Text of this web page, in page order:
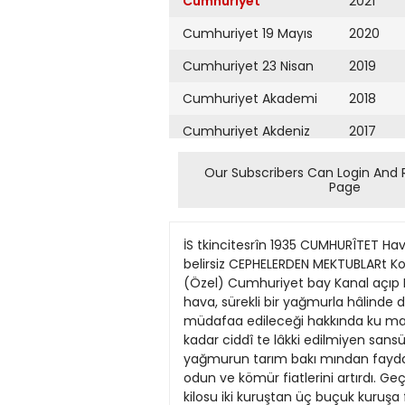
Cumhuriyet 19 Mayıs
Cumhuriyet 23 Nisan
Cumhuriyet Akademi
Cumhuriyet Akdeniz
Cumhuriyet Alışveriş
Cumhuriyet Ankara
Cumhuriyet Büyük
Taaruz
Cumhuriyet
Cumartesi
Cumhuriyet Çevre
2020
2019
2018
2017
2016
2015
2013
2012
2011
2010
2009
Our Subscribers Can Login And
Page
İS tkincitesrîn 1935 CUMHURÎTET Havalar soğuyunca Harrarda korku hüküm sürüyor, fiatler de yükseldi Habeş ordusunun ne yapacağı belirsiz CEPHELERDEN MEKTUBLARt Konyada gıda maddeleri durmadan artıyor Yolsuzluğa karşı İtalyanların düşündüğü bir çare: Konya (Özel) Cumhuriyet bay Kanal açıp Danakil çölünü deniz yapmak... ramımn birinci günü sertleşmeğe başlıyanAdisababa 13 Şimal ve hava, sürekli bir yağmurla hâlinde decenub tada Habeş karargâhı umumisinde işlerin yolunda gitmediği, Habeşistanın ne su retle müdafaa edileceği hakkında ku mandanlann arasında fikir ihtilâfı çık tığı rivayetleri dolaşmaktadır. Bir ay evvel başlıyan ve şimdiye kadar ciddî te lâkki edilmiyen sansürün birdenbire sıkılaştınlmış olması da burada hayli endişe ve şüphe uyandırmıştır. vam ediyor. Bu yağmurun tarım bakı mından faydası çoktur. Havaların böyle birdenbire soğuması ve herkesi kürklerile paltolarına bürü mesi şehirde odun ve kömür fiatlerini artırdı. Geçen yıl kânunusani aymda 3,54 liraya olan bir araba yükü odun bu gün yedi liraya satılıyor. Kömürün kilosu iki kuruştan üç buçuk kuruşa fırladı. Yiyecek fiatlerinde de göze çarpan bir yükseklik var. Hele buğday satışında gayritabiî yükselme halkı bütün bütün korkuttu. Yerinde duran ve bu fiat yükselişi içinde bir külâh kapamıyan ettir. Onun en iyi koyunlardan seçilen kilosu yazdanberi 25 kuruşu muhafaza ediyor. Yağın kilosu kırktan yetmişe çıktı. Bunlar içinde en acısı ekmeğin yükselişiydi. Nihayet işe Vilâyet ve Uray el koydu. Şimdi fiatte günden güne kendisini gösteren bir eksilme başlamış bulu nuyor. Yağmurun, bu kurak çevrede buğday ve arpa fiatlerini düşürmesi beklenirdi. Halbuki bu yıl iş birdenbire aksi ol du. Buğdayın yükselmesi devam ederken bir ambar daha dolduramadığı için dö ğünenler; bugünkü fiat düşüklüğünü gÖrerek sevinmektedirler. Halkın acı ve ıstırabmda kesesini görenlerin, kesesinden başka birşey düşünmiyenlerin bu hali en hafif tabirile gülünc olmuştur. Hele hükumetin bu işteki köklü ilgisi duyulduktan sonra gözbebeği gibi sakladıkları buğday ambarlarının kilidlerini açmağa mecbur kalmış olanlar geçen vurgun günlerinin hasretile kavruluyorlar. Tarihten önceki Türk medeniyetinde incircilik Birçok tarihsel bilgeler incirin ve diğer bazı meyvaların Türkler tarafından yetiştirilip ıslah edildiğini göstermektedirler Tarih, Türk yurdunun her yerini Ayzen eserini 1901 de yazmış olmatanmda bereketli, üründe kıymetli gös sma göre Türklerin tarihten önceki devterir. Izmir bölgemizde yetişen incirimi elerine ilgili olan Sümer soysallığının zin iyilikte eşsiz olduğunu